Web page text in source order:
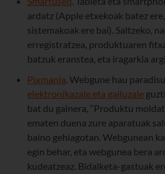
ardatz (Apple etxekoak batez
sistemakoak ere bai). Saltzeko,
erregistratzea, produktuaren
batzuk eranstea, eta iragarkia
Pixmania. Webgune hau
elektronikazale eta gailuzale
bat du gainera, “Produktu
ematen duena zure aparatuak
baino gehiagotan. Webgunean
egin behar, eta webgunea bera
kudeatzeaz. Bidalketa-gastuak